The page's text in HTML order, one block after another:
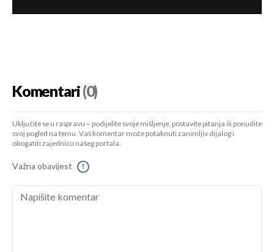
Komentari(0)
Uključite se u raspravu – podijelite svoje mišljenje, postavite pitanja ili ponudite
svoj pogled na temu. Vaš komentar može potaknuti zanimljiv dijalog i
obogatiti zajednicu našeg portala.
Važna obavijest !